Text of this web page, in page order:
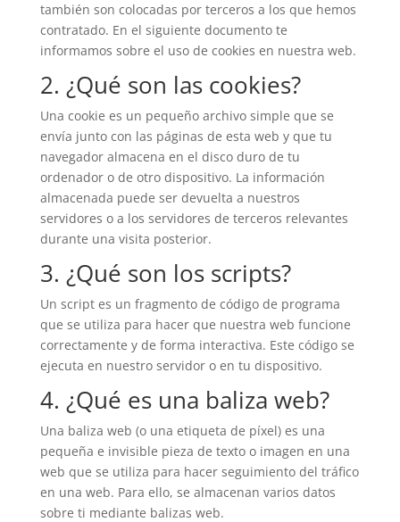
también son colocadas por terceros a los que hemos
contratado. En el siguiente documento te
informamos sobre el uso de cookies en nuestra web.
2. ¿Qué son las cookies?
Una cookie es un pequeño archivo simple que se
envía junto con las páginas de esta web y que tu
navegador almacena en el disco duro de tu
ordenador o de otro dispositivo. La información
almacenada puede ser devuelta a nuestros
servidores o a los servidores de terceros relevantes
durante una visita posterior.
3. ¿Qué son los scripts?
Un script es un fragmento de código de programa
que se utiliza para hacer que nuestra web funcione
correctamente y de forma interactiva. Este código se
ejecuta en nuestro servidor o en tu dispositivo.
4. ¿Qué es una baliza web?
Una baliza web (o una etiqueta de píxel) es una
pequeña e invisible pieza de texto o imagen en una
web que se utiliza para hacer seguimiento del tráfico
en una web. Para ello, se almacenan varios datos
sobre ti mediante balizas web.